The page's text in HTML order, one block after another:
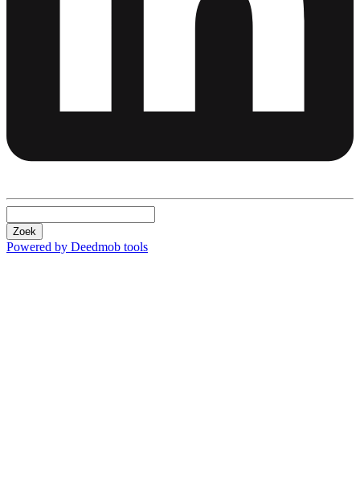
Zoek
Powered by Deedmob tools